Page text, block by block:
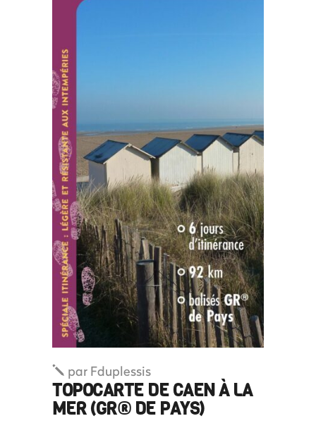
par Fduplessis
TOPOCARTE DE CAEN À LA
MER (GR® DE PAYS)